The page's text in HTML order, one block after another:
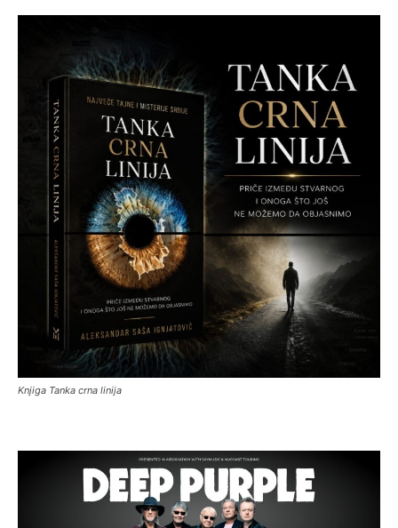
Knjiga Tanka crna linija